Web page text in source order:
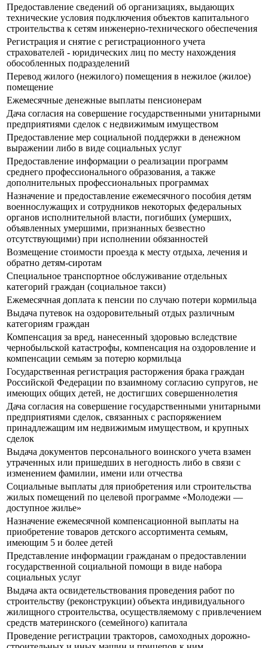
Предоставление сведений об организациях, выдающих
технические условия подключения объектов капитального
строительства к сетям инженерно-технического обеспечения
Регистрация и снятие с регистрационного учета
страхователей - юридических лиц по месту нахождения
обособленных подразделений
Перевод жилого (нежилого) помещения в нежилое (жилое)
помещение
Ежемесячные денежные выплаты пенсионерам
Дача согласия на совершение государственными унитарными
предприятиями сделок с недвижимым имуществом
Предоставление мер социальной поддержки в денежном
выражении либо в виде социальных услуг
Предоставление информации о реализации программ
среднего профессионального образования, а также
дополнительных профессиональных программах
Назначение и предоставление ежемесячного пособия детям
военнослужащих и сотрудников некоторых федеральных
органов исполнительной власти, погибших (умерших,
объявленных умершими, признанных безвестно
отсутствующими) при исполнении обязанностей
Возмещение стоимости проезда к месту отдыха, лечения и
обратно детям-сиротам
Специальное транспортное обслуживание отдельных
категорий граждан (социальное такси)
Ежемесячная доплата к пенсии по случаю потери кормильца
Выдача путевок на оздоровительный отдых различным
категориям граждан
Компенсация за вред, нанесенный здоровью вследствие
чернобыльской катастрофы, компенсация на оздоровление и
компенсации семьям за потерю кормильца
Государственная регистрация расторжения брака граждан
Российской Федерации по взаимному согласию супругов, не
имеющих общих детей, не достигших совершеннолетия
Дача согласия на совершение государственными унитарными
предприятиями сделок, связанных с распоряжением
принадлежащим им недвижимым имуществом, и крупных
сделок
Выдача документов персонального воинского учета взамен
утраченных или пришедших в негодность либо в связи с
изменением фамилии, имени или отчества
Социальные выплаты для приобретения или строительства
жилых помещений по целевой программе «Молодежи —
доступное жилье»
Назначение ежемесячной компенсационной выплаты на
приобретение товаров детского ассортимента семьям,
имеющим 5 и более детей
Представление информации гражданам о предоставлении
государственной социальной помощи в виде набора
социальных услуг
Выдача акта освидетельствования проведения работ по
строительству (реконструкции) объекта индивидуального
жилищного строительства, осуществляемому с привлечением
средств материнского (семейного) капитала
Проведение регистрации тракторов, самоходных дорожно-